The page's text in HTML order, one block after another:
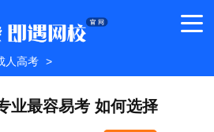
人高考 >
业最容易考 如何选择